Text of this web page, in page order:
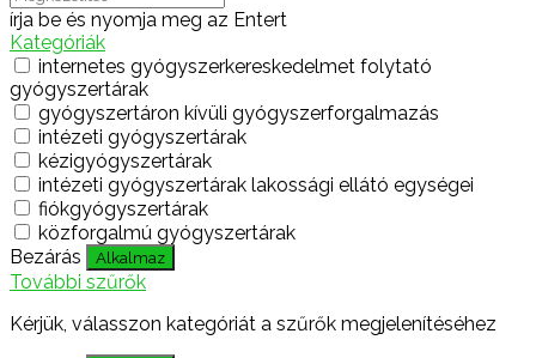
írja be és nyomja meg az Entert
Kategóriák
internetes gyógyszerkereskedelmet folytató
gyógyszertárak
gyógyszertáron kívüli gyógyszerforgalmazás
intézeti gyógyszertárak
kézigyógyszertárak
intézeti gyógyszertárak lakossági ellátó egységei
fiókgyógyszertárak
közforgalmú gyógyszertárak
Bezárás
Alkalmaz
További szűrők
Kérjük, válasszon kategóriát a szűrők megjelenítéséhez